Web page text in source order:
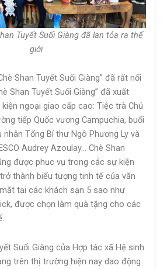
Tuyết Suối Giàng đã lan tỏa ra thế
giới
Shan Tuyết Suối Giàng” đã rất nổi
Shan Tuyết Suối Giàng” đã xuất
ngoại giao cấp cao: Tiệc trà Chủ
tiếp Quốc vương Campuchia, buổi
Tổng Bí thư Ngô Phương Ly và
Audrey Azoulay… Chè Shan
được phục vụ trong các sự kiện
thành biểu tượng tinh tế của văn
tại các khách sạn 5 sao như
được chọn làm quà tặng cho các
Suối Giàng của Hợp tác xã Hệ sinh
trên thị trường hiện nay dao động